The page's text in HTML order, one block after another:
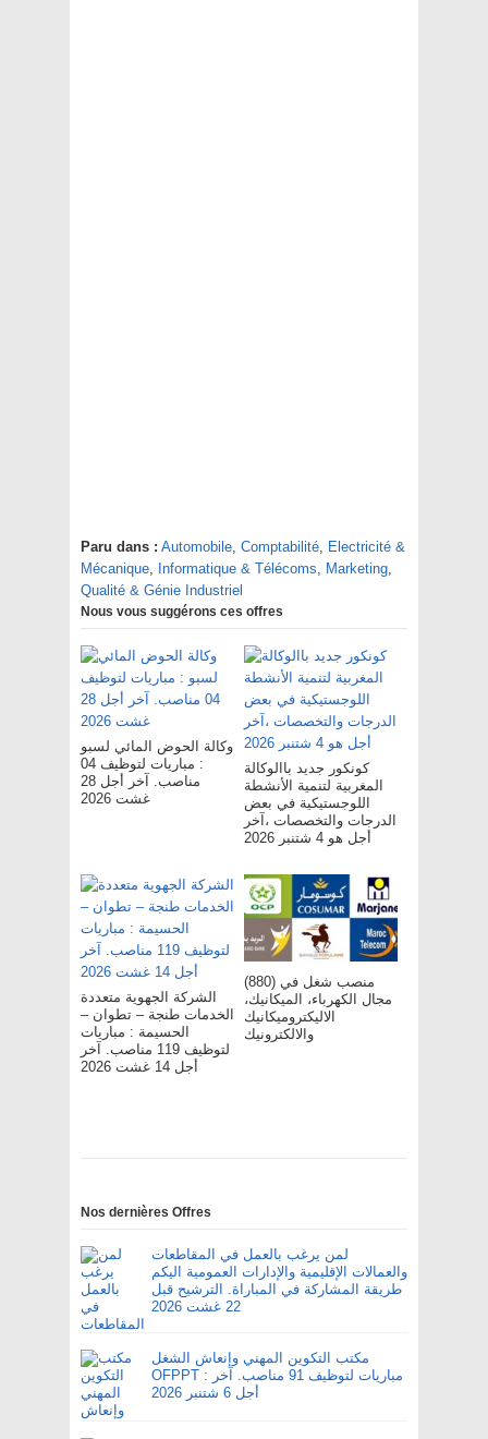
Paru dans : Automobile, Comptabilité, Electricité &
Mécanique, Informatique & Télécoms, Marketing,
Qualité & Génie Industriel
Nous vous suggérons ces offres
وكالة الحوض المائي لسبو
: مباريات لتوظيف 04
مناصب. آخر أجل 28
غشت 2026
كونكور جديد باالوكالة
المغربية لتنمية الأنشطة
اللوجستيكية في بعض
الدرجات والتخصصات ،آخر
أجل هو 4 شتنبر 2026
الشركة الجهوية متعددة
الخدمات طنجة – تطوان –
الحسيمة : مباريات
لتوظيف 119 مناصب. آخر
أجل 14 غشت 2026
(880) منصب شغل في
مجال الكهرباء، الميكانيك،
الاليكتروميكانيك
والالكترونيك
Nos dernières Offres
لمن يرغب بالعمل في المقاطعات
والعمالات الإقليمية والإدارات العمومية اليكم
طريقة المشاركة في المباراة. الترشيح قبل
22 غشت 2026
مكتب التكوين المهني وإنعاش الشغل
OFPPT : مباريات لتوظيف 91 مناصب. آخر
أجل 6 شتنبر 2026